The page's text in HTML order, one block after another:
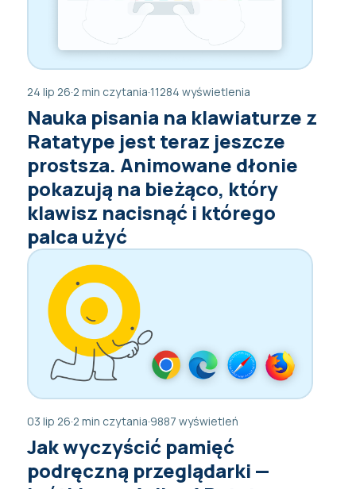
24 lip 26·2 min czytania·11284 wyświetlenia
Nauka pisania na klawiaturze z
Ratatype jest teraz jeszcze
prostsza. Animowane dłonie
pokazują na bieżąco, który
klawisz nacisnąć i którego
palca użyć
03 lip 26·2 min czytania·9887 wyświetleń
Jak wyczyścić pamięć
podręczną przeglądarki —